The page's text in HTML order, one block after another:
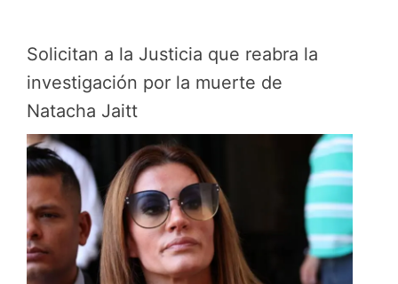
Solicitan a la Justicia que reabra la
investigación por la muerte de
Natacha Jaitt